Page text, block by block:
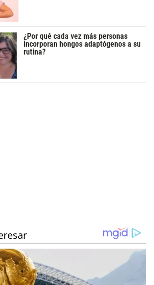
¿Por qué cada vez más personas
incorporan hongos adaptógenos a su
rutina?